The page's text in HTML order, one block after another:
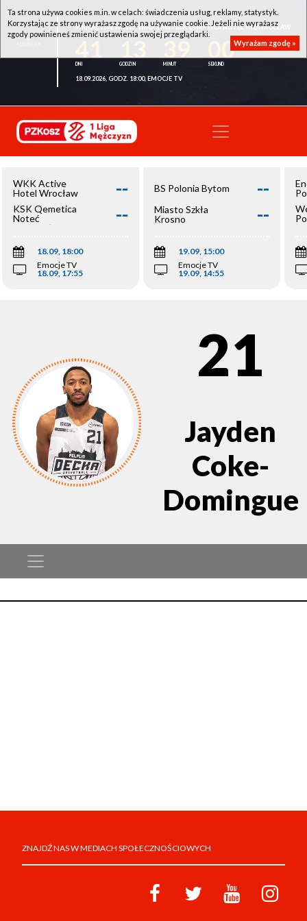
WKK ACTIVE HOTEL WROCŁAW - KSK QEMETICA NOTEĆ INOWROCŁAW
59
18.09.2026, GODZ. 18:00, EMOCJE TV
WKK Active
Hotel Wrocław
--
KSK Qemetica
Noteć
Inowrocław
--
18.09, 18:00
Emocje TV
18.09, 17:55
BS Polonia Bytom --
Miasto Szkła
Krosno
--
19.09, 15:00
Emocje TV
19.09, 14:55
21
Jayden
Coke-
Domingue
ZNAJDŹ NAS W MEDIACH SPOŁECZNOŚCIOWYCH
Ta strona używa cookies m.in. w celach: świadczenia usług, reklamy, statystyk.
Korzystając ze strony wyrażasz zgodę na używanie cookie. Jeżeli nie wyrażasz
zgody powinieneś zmienić ustawienia swojej przeglądarki.
Wyrażam zgodę »